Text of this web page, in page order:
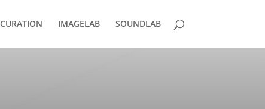
CURATION IMAGELAB SOUNDLAB